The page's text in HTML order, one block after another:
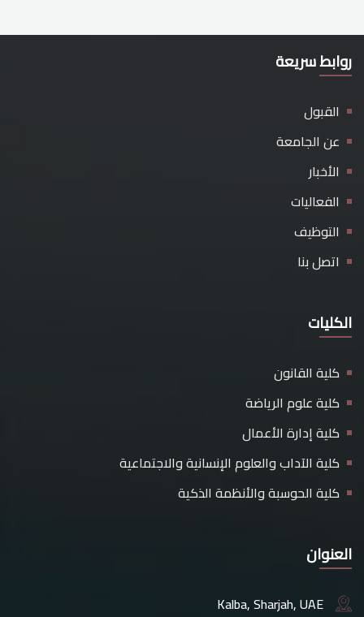
روابط سريعة
القبول
عن الجامعة
الأخبار
الفعاليات
التوظيف
اتصل بنا
الكليات
كلية القانون
كلية علوم الرياضة
كلية إدارة الأعمال
كلية الآداب والعلوم الإنسانية والاجتماعية
كلية الحوسبة والأنظمة الذكية
العنوان
Kalba, Sharjah, UAE